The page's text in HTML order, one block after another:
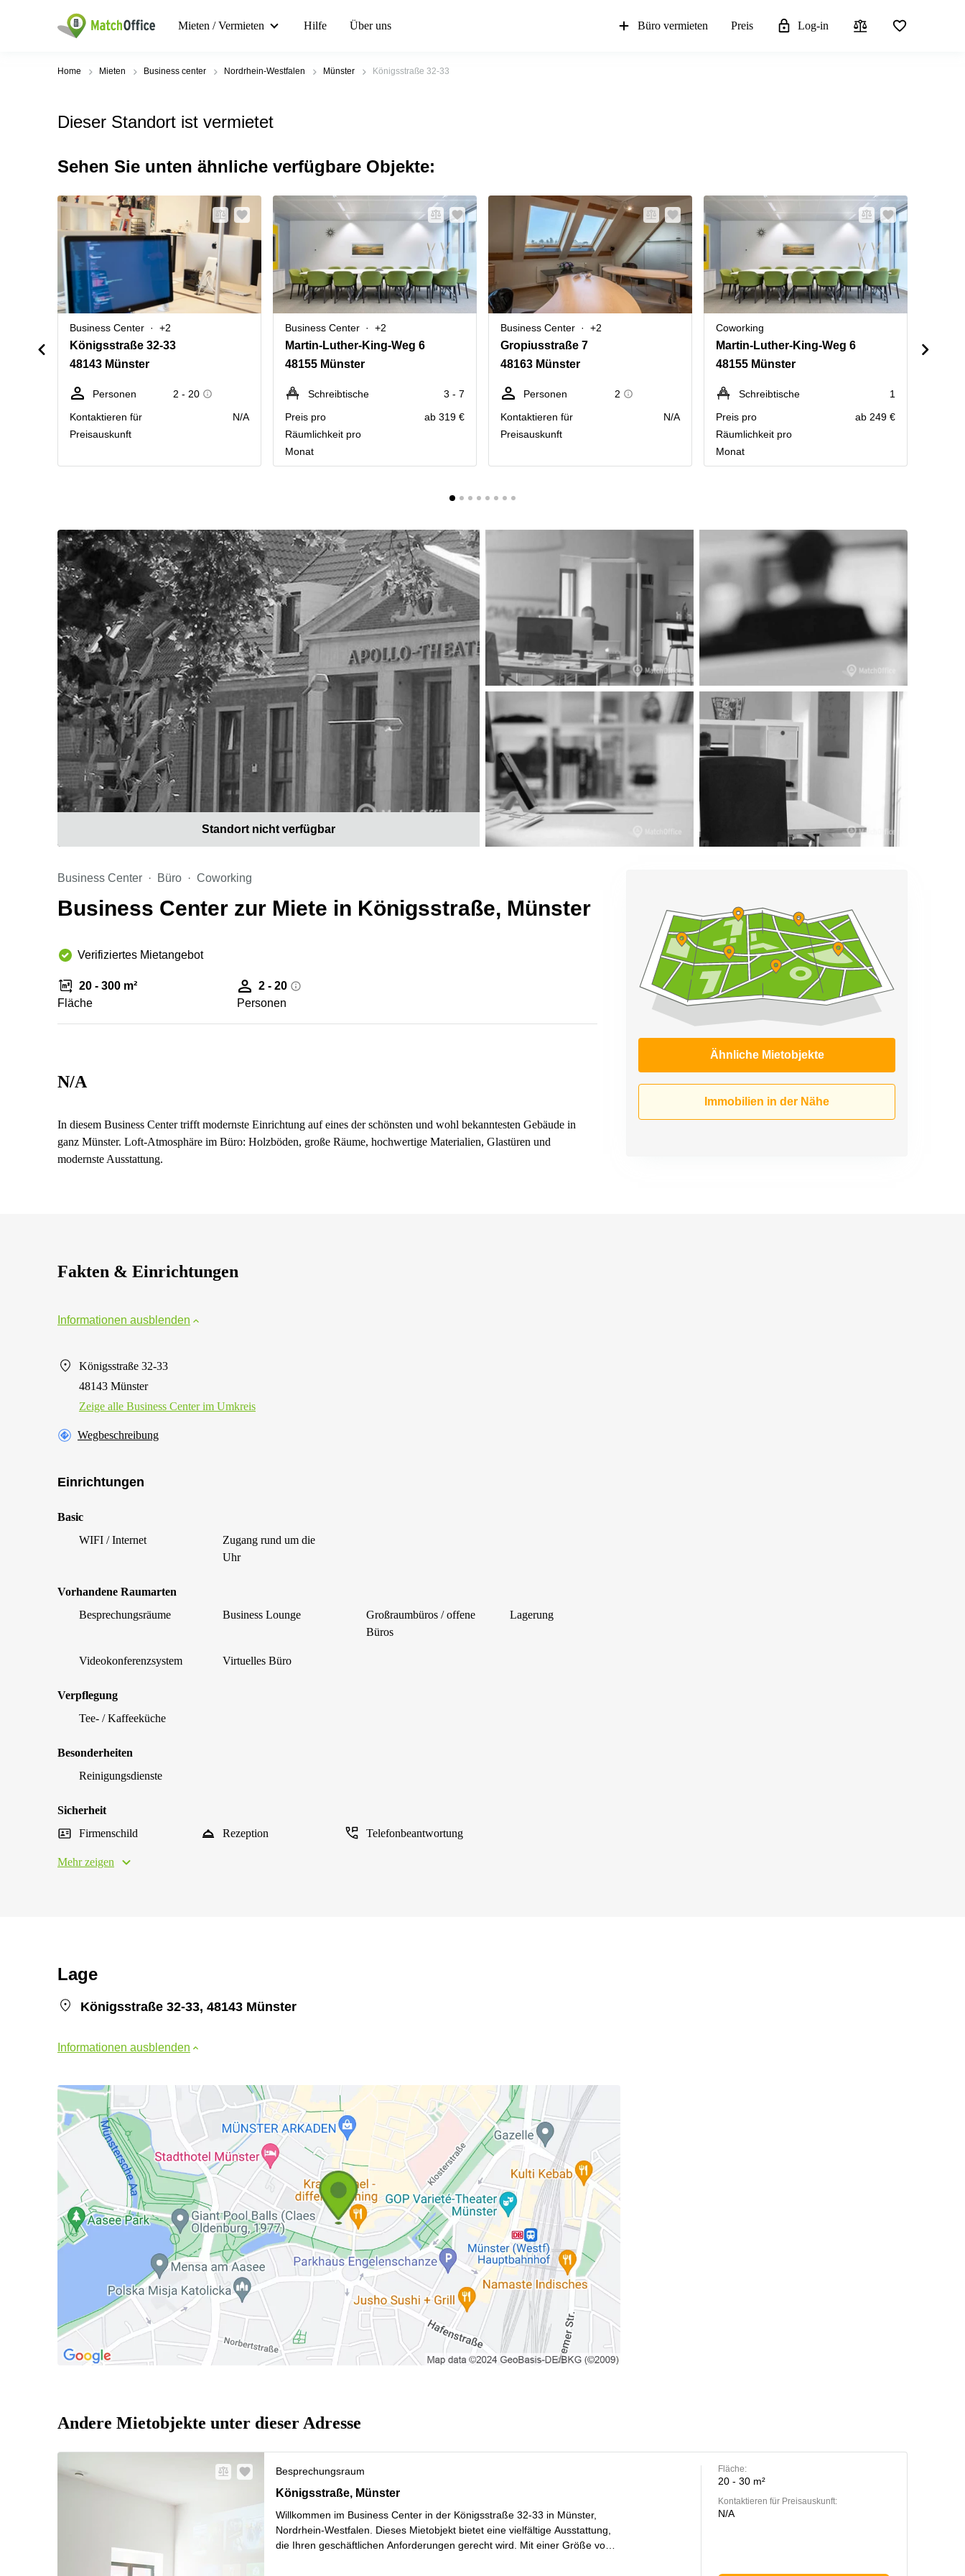
Mieten / Vermieten Hilfe Über uns Büro vermieten Preis Log-in
Home Mieten Business center Nordrhein-Westfalen Münster Königsstraße 32-33
Dieser Standort ist vermietet
Sehen Sie unten ähnliche verfügbare Objekte:
Business Center +2
Königsstraße 32-33
48143 Münster
Personen
2 - 20
Kontaktieren für
Preisauskunft
N/A
Business Center +2
Martin-Luther-King-Weg 6
48155 Münster
Schreibtische
3 - 7
Preis pro
Räumlichkeit pro
Monat
ab 319 €
Business Center +2
Gropiusstraße 7
48163 Münster
Personen
2
Kontaktieren für
Preisauskunft
N/A
Coworking
Martin-Luther-King-Weg 6
48155 Münster
Schreibtische
1
Preis pro
Räumlichkeit pro
Monat
ab 249 €
Standort nicht verfügbar
Business Center Büro Coworking
Business Center zur Miete in Königsstraße, Münster
Verifiziertes Mietangebot
20 - 300 m²
Fläche
2 - 20
Personen
Ähnliche Mietobjekte
Immobilien in der Nähe
N/A
In diesem Business Center trifft modernste Einrichtung auf eines der schönsten und wohl bekanntesten Gebäude in
ganz Münster. Loft-Atmosphäre im Büro: Holzböden, große Räume, hochwertige Materialien, Glastüren und
modernste Ausstattung.
Fakten & Einrichtungen
Informationen ausblenden
Königsstraße 32-33
48143 Münster
Zeige alle Business Center im Umkreis
Wegbeschreibung
Einrichtungen
Basic
WIFI / Internet
Zugang rund um die
Uhr
Vorhandene Raumarten
Besprechungsräume
Business Lounge
Großraumbüros / offene
Büros
Lagerung
Videokonferenzsystem Virtuelles Büro
Verpflegung
Tee- / Kaffeeküche
Besonderheiten
Reinigungsdienste
Sicherheit
Firmenschild
Rezeption Telefonbeantwortung
Mehr zeigen
Lage
Königsstraße 32-33, 48143 Münster
Informationen ausblenden
Andere Mietobjekte unter dieser Adresse
Besprechungsraum
Königsstraße 32-33, Münster
Königsstraße, Münster
Willkommen im Business Center in der Königsstraße 32-33 in Münster,
Nordrhein-Westfalen. Dieses Mietobjekt bietet eine vielfältige Ausstattung,
die Ihren geschäftlichen Anforderungen gerecht wird. Mit einer Größe von
Fläche:
20 - 30 m²
Kontaktieren für Preisauskunft:
N/A